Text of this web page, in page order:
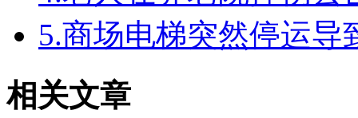
5.商场电梯突然停运
相关文章